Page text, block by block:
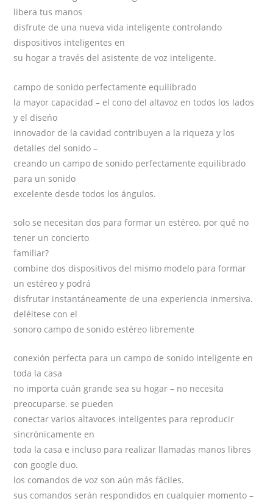
libera tus manos
disfrute de una nueva vida inteligente controlando
dispositivos inteligentes en
su hogar a través del asistente de voz inteligente.
campo de sonido perfectamente equilibrado
la mayor capacidad – el cono del altavoz en todos los lados
y el diseńo
innovador de la cavidad contribuyen a la riqueza y los
detalles del sonido –
creando un campo de sonido perfectamente equilibrado
para un sonido
excelente desde todos los ángulos.
solo se necesitan dos para formar un estéreo. por qué no
tener un concierto
familiar?
combine dos dispositivos del mismo modelo para formar
un estéreo y podrá
disfrutar instantáneamente de una experiencia inmersiva.
deléitese con el
sonoro campo de sonido estéreo libremente
conexión perfecta para un campo de sonido inteligente en
toda la casa
no importa cuán grande sea su hogar – no necesita
preocuparse. se pueden
conectar varios altavoces inteligentes para reproducir
sincrónicamente en
toda la casa e incluso para realizar llamadas manos libres
con google duo.
los comandos de voz son aún más fáciles.
sus comandos serán respondidos en cualquier momento –